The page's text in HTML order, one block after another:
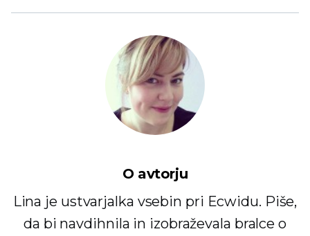
O avtorju
Lina je ustvarjalka vsebin pri Ecwidu. Piše,
da bi navdihnila in izobraževala bralce o